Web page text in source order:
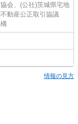
会、(公社)茨城県宅地
動産公正取引協議
情報の見方